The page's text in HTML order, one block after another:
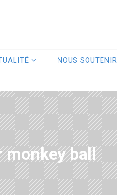
NOUS SOUTENIR
monkey ball